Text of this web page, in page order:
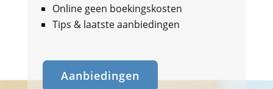
Online geen boekingskosten
Tips & laatste aanbiedingen
Aanbiedingen